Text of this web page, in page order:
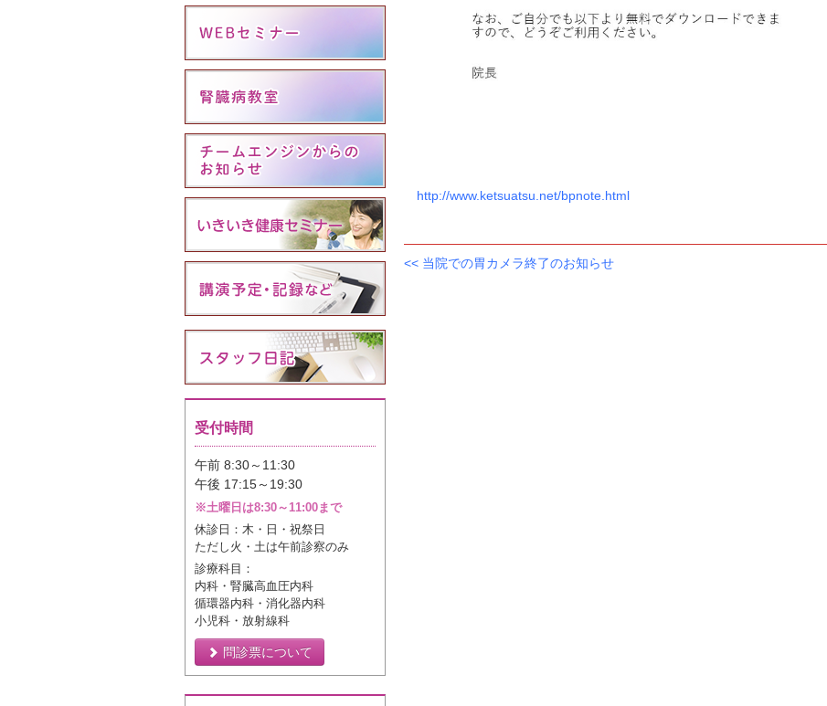
受付時間
午前 8:30～11:30
午後 17:15～19:30
※土曜日は8:30～11:00まで
休診日：木・日・祝祭日
ただし火・土は午前診察のみ
診療科目：
内科・腎臓高血圧内科
循環器内科・消化器内科
小児科・放射線科
問診票について
http://www.ketsuatsu.net/bpnote.html
<< 当院での胃カメラ終了のお知らせ